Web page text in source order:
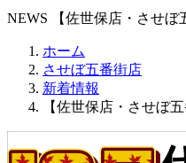
NEWS 【佐世保店・させ
ホーム
させぼ五番街店
新着情報
【佐世保店・させぼ